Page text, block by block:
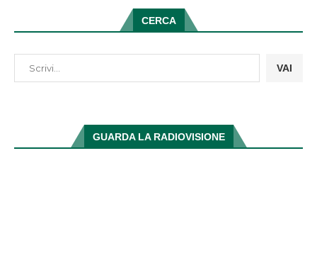
CERCA
VAI
GUARDA LA RADIOVISIONE